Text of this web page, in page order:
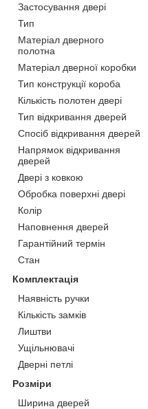
Застосування двері
Тип
Матеріал дверного
полотна
Матеріал дверної коробки
Тип конструкції короба
Кількість полотен двері
Тип відкривання дверей
Спосіб відкривання дверей
Напрямок відкривання
дверей
Двері з ковкою
Обробка поверхні двері
Колір
Наповнення дверей
Гарантійний термін
Стан
Комплектація
Наявність ручки
Кількість замків
Лиштви
Ущільнювачі
Дверні петлі
Розміри
Ширина дверей